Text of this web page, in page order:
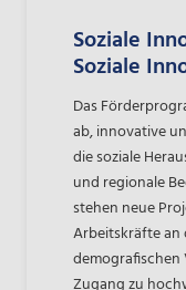
Soziale
Soziale
Das
ab, innovative
die soziale
und regionale
stehen neue
Arbeitskräfte an
demografischen
Zugang zu